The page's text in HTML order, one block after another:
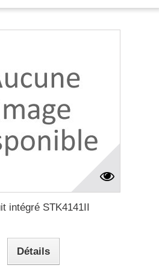
intégré STK4141II
Détails